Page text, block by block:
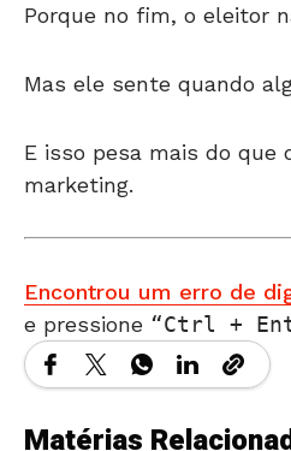
Porque no fim, o eleitor
Mas ele sente quando
E isso pesa mais do que
marketing.
Encontrou um erro de
e pressione
Ctrl +
Matérias